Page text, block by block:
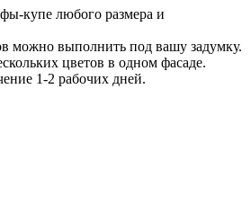
купе любого размера и
можно выполнить под вашу задумку.
цветов в одном фасаде.
1-2 рабочих дней.